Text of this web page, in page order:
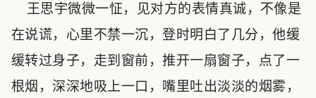
王思宇微微一怔，见对方的表情真诚，不像是
在说谎，心里不禁一沉，登时明白了几分，他缓
缓转过身子，走到窗前，推开一扇窗子，点了一
根烟，深深地吸上一口，嘴里吐出淡淡的烟雾，